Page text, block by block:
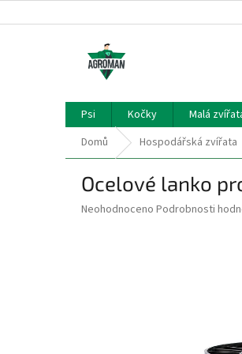
na
Psi Kočky Malá
Domů
Hospodářská zvířata
Ocelové lanko
Průměrné
Neohodnoceno Podrobnosti